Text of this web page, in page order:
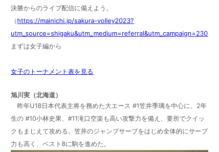
決勝からのライブ配信に備えよう。
（https://mainichi.jp/sakura-volley2023?
まずは女子編から
女子のトーナメント表を見る
旭川実（北海道）
昨年U18日本代表主将を務めた大エース #1笠井季璃を中心に、2年
生の #10小林史果、#11滝口空楽も高い攻撃力を備え、要所でクイッ
クもまじえて攻める。笠井のジャンプサーブをはじめ全体的にサーブ
力も高く、ベスト8に駒を進めた。